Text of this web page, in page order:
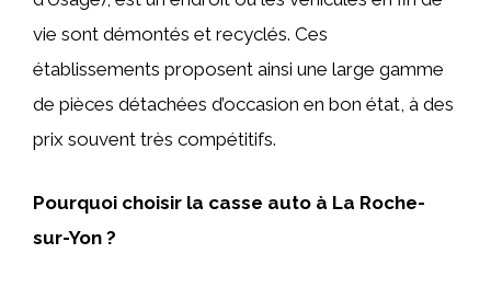
vie sont démontés et recyclés. Ces
établissements proposent ainsi une large gamme
de pièces détachées d’occasion en bon état, à des
prix souvent très compétitifs.
Pourquoi choisir la casse auto à La Roche-
sur-Yon ?